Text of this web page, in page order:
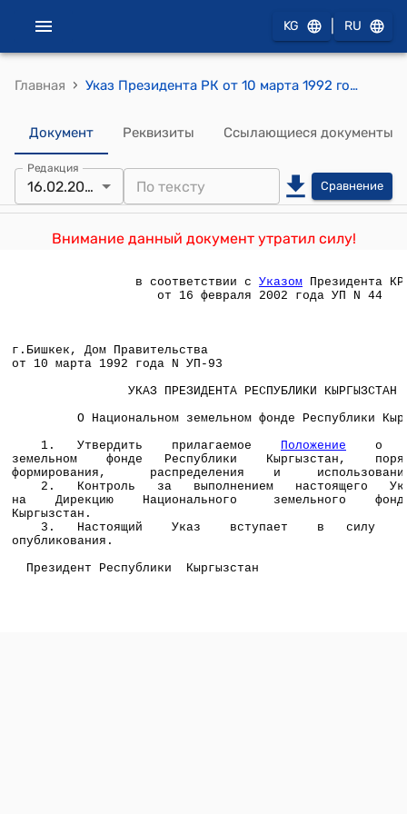
KG RU
Главная › Указ Президента РК от 10 марта 1992 года №УП-93 "О Национальном земельном фонде Республики Кыргызстан "
Документ Реквизиты Ссылающиеся документы
Редакция
16.02.2002 Сравнение
Внимание данный документ утратил силу!